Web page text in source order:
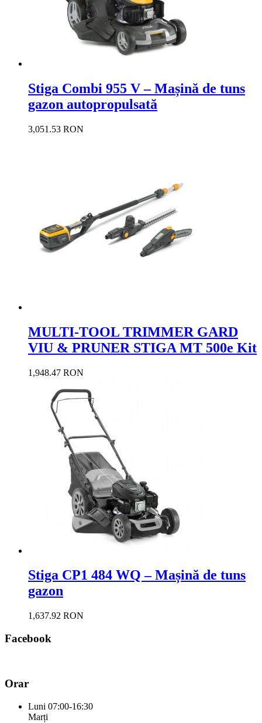
Stiga Combi 955 V – Mașină de tuns
gazon autopropulsată
3,051.53 RON
MULTI-TOOL TRIMMER GARD
VIU & PRUNER STIGA MT 500e Kit
1,948.47 RON
Stiga CP1 484 WQ – Mașină de tuns
gazon
1,637.92 RON
Facebook
Orar
Luni 07:00-16:30
Marți